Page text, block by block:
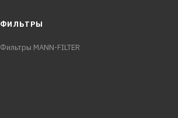
ФИЛЬТРЫ
Фильтры MANN-FILTER